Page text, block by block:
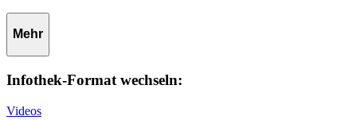
Mehr
Infothek-Format wechseln:
Videos